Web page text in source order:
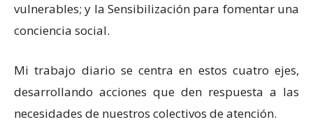
vulnerables; y la Sensibilización para fomentar una
conciencia social.
Mi trabajo diario se centra en estos cuatro ejes,
desarrollando acciones que den respuesta a las
necesidades de nuestros colectivos de atención.